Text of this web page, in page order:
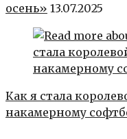
осень» 13.07.2025
Как я стала
накамерному